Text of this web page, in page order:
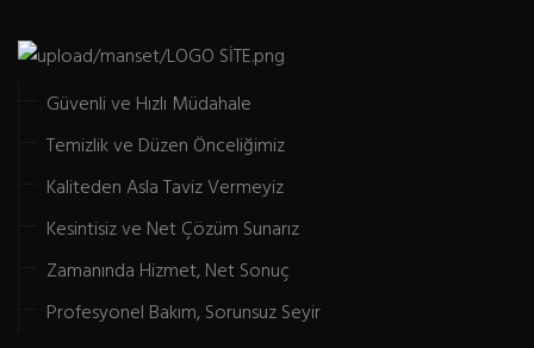
Güvenli ve Hızlı Müdahale
Temizlik ve Düzen Önceliğimiz
Kaliteden Asla Taviz Vermeyiz
Kesintisiz ve Net Çözüm Sunarız
Zamanında Hizmet, Net Sonuç
Profesyonel Bakım, Sorunsuz Seyir